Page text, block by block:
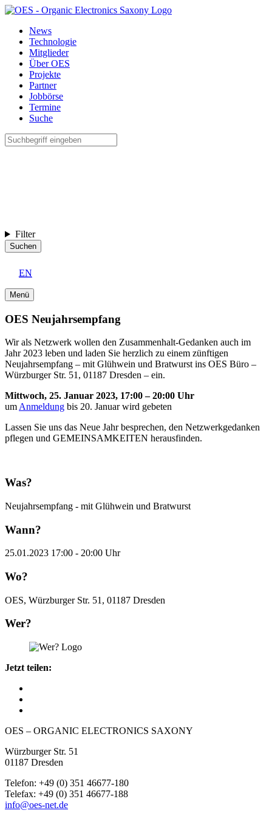
News
Technologie
Mitglieder
Über OES
Projekte
Partner
Jobbörse
Termine
Suche
Filter
Suchen
EN
Menü
OES Neujahrsempfang
Wir als Netzwerk wollen den Zusammenhalt-Gedanken auch im
Jahr 2023 leben und laden Sie herzlich zu einem zünftigen
Neujahrsempfang – mit Glühwein und Bratwurst ins OES Büro –
Würzburger Str. 51, 01187 Dresden – ein.
Mittwoch, 25. Januar 2023, 17:00 – 20:00 Uhr
umAnmeldung bis 20. Januar wird gebeten
Lassen Sie uns das Neue Jahr besprechen, den Netzwerkgedanken
pflegen und GEMEINSAMKEITEN herausfinden.
Was?
Neujahrsempfang - mit Glühwein und Bratwurst
Wann?
25.01.2023 17:00 - 20:00 Uhr
Wo?
OES, Würzburger Str. 51, 01187 Dresden
Wer?
Jetzt teilen:
OES – ORGANIC ELECTRONICS SAXONY
Würzburger Str. 51
01187 Dresden
Telefon: +49 (0) 351 46677-180
Telefax: +49 (0) 351 46677-188
info@oes-net.de